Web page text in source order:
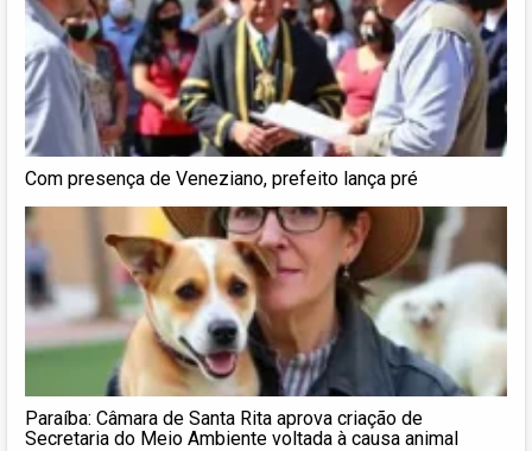
Com presença de Veneziano, prefeito lança pré
Paraíba: Câmara de Santa Rita aprova criação de
Secretaria do Meio Ambiente voltada à causa animal